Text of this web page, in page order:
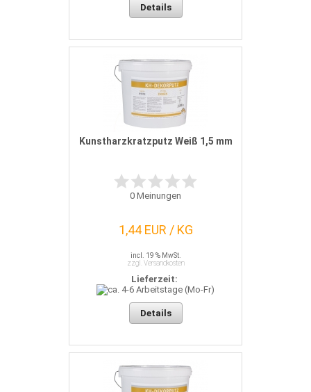
Details
Kunstharzkratzputz Weiß 1,5 mm
0 Meinungen
1,44 EUR / KG
incl. 19 % MwSt.
zzgl. Versandkosten
Lieferzeit:
Details